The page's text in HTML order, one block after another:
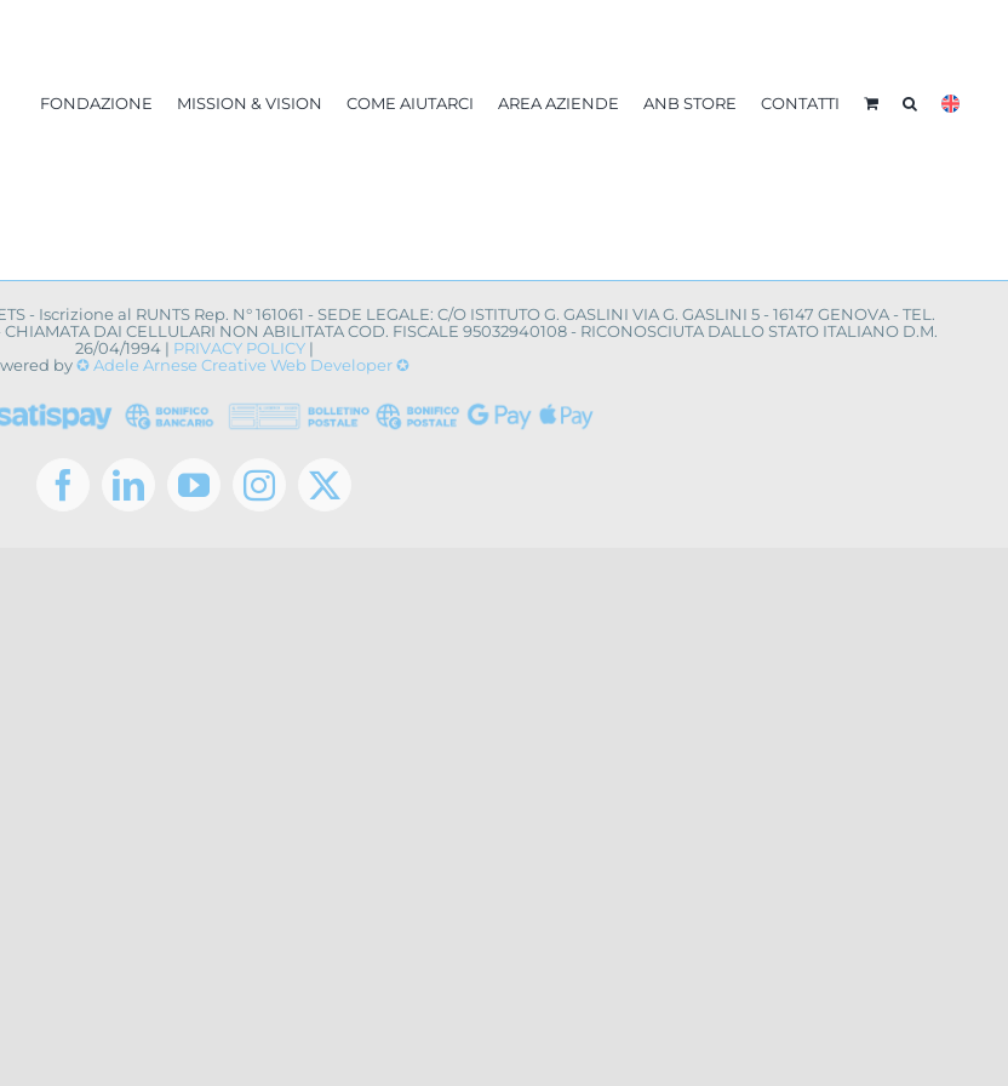
FONDAZIONE MISSION & VISION COME AIUTARCI AREA AZIENDE ANB STORE CONTATTI
al RUNTS Rep. N° 161061 - SEDE LEGALE: C/O ISTITUTO G. GASLINI VIA G. GASLINI 5 - 16147 GENOVA - TEL.
DAI CELLULARI NON ABILITATA COD. FISCALE 95032940108 - RICONOSCIUTA DALLO STATO ITALIANO D.M.
26/04/1994 | PRIVACY POLICY|
by✪ Adele Arnese Creative Web Developer ✪
Facebook
LinkedInYouTubeInstagram
X